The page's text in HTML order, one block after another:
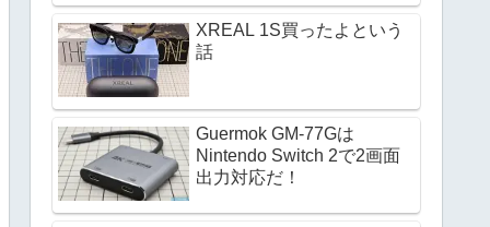
XREAL 1S買ったよという
話
Guermok GM-77Gは
Nintendo Switch 2で2画面
出力対応だ！